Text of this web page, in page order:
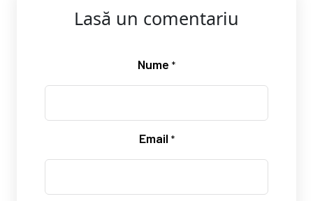
Lasă un comentariu
Nume *
Email *